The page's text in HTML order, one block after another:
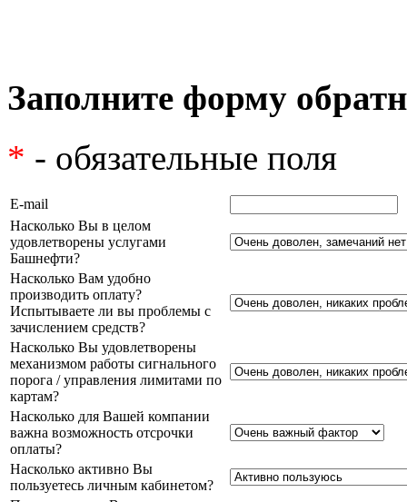
Заполните форму
* - обязательные поля
E-mail
Насколько Вы в целом
удовлетворены услугами
Башнефти?
Насколько Вам удобно
производить оплату?
Испытываете ли вы проблемы с
зачислением средств?
Насколько Вы удовлетворены
механизмом работы сигнального
порога / управления лимитами по
картам?
Насколько для Вашей компании
важна возможность отсрочки
оплаты?
Насколько активно Вы
пользуетесь личным кабинетом?